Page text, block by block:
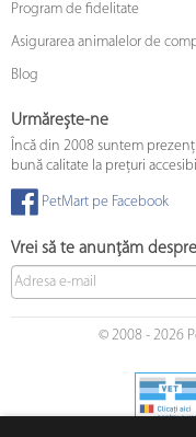
Program de fidelitate
Asigurarea animalelor de
Blog
Urmărește-ne
Încă din 2008 suntem
bună calitate la prețuri
PetMart pe Facebook
Vrei să te anunțăm
© 2008 - 2026